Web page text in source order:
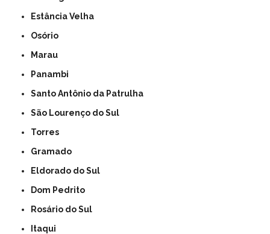
Estância Velha
Osório
Marau
Panambi
Santo Antônio da Patrulha
São Lourenço do Sul
Torres
Gramado
Eldorado do Sul
Dom Pedrito
Rosário do Sul
Itaqui